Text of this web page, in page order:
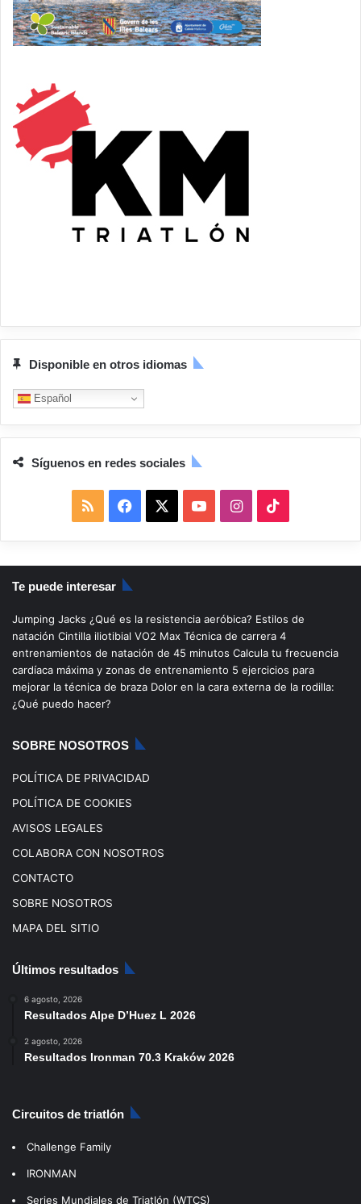
Disponible en otros idiomas
Español
Síguenos en redes sociales
S
S
a
c
b
o
o
u
u
b
I
n
s
a
g
i
k
o
k
Te puede interesar
Jumping Jacks ¿Qué es la resistencia aeróbica? Estilos de
natación Cintilla iliotibial VO2 Max Técnica de carrera 4
entrenamientos de natación de 45 minutos Calcula tu frecuencia
cardíaca máxima y zonas de entrenamiento 5 ejercicios para
mejorar la técnica de braza Dolor en la cara externa de la rodilla:
¿Qué puedo hacer?
SOBRE NOSOTROS
POLÍTICA DE PRIVACIDAD
POLÍTICA DE COOKIES
AVISOS LEGALES
COLABORA CON NOSOTROS
CONTACTO
SOBRE NOSOTROS
MAPA DEL SITIO
Últimos resultados
6 agosto, 2026
Resultados Alpe D’Huez L 2026
2 agosto, 2026
Resultados Ironman 70.3 Kraków 2026
Circuitos de triatlón
Challenge Family
IRONMAN
Series Mundiales de Triatlón (WTCS)